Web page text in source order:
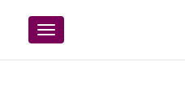
Toggle
navigation